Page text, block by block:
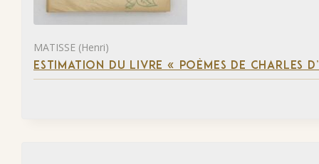
MATISSE (Henri)
ESTIMATION DU LIVRE « POÈMES DE CHARLES